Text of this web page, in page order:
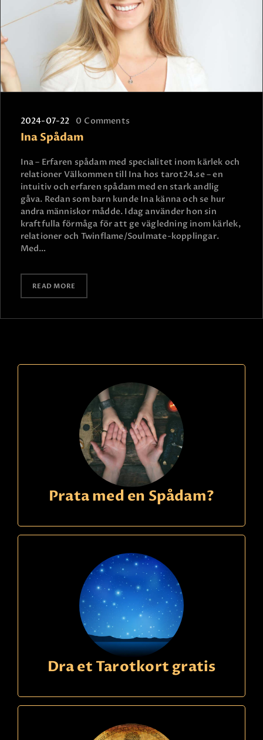
2024-07-22 0 Comments
Ina Spådam
Ina – Erfaren spådam med specialitet inom kärlek och
relationer Välkommen till Ina hos tarot24.se – en
intuitiv och erfaren spådam med en stark andlig
gåva. Redan som barn kunde Ina känna och se hur
andra människor mådde. Idag använder hon sin
kraftfulla förmåga för att ge vägledning inom kärlek,
relationer och Twinflame/Soulmate-kopplingar.
Med…
READ MORE
Prata med en Spådam?
Dra et Tarotkort gratis